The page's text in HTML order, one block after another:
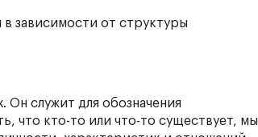
зависимости от структуры
Он служит для обозначения
что кто-то или что-то существует, мы